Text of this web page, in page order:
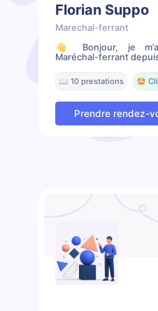
Florian Suppo
Marechal-ferrant
👋 Bonjour, je
Maréchal-ferrant
📖 10 prestations 🤩
Prendre rendez-